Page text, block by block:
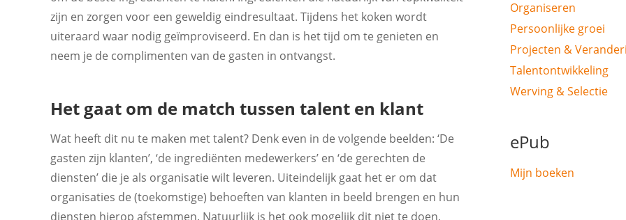
zijn en zorgen voor een geweldig eindresultaat. Tijdens het koken wordt
uiteraard waar nodig geïmproviseerd. En dan is het tijd om te genieten en
neem je de complimenten van de gasten in ontvangst.
Het gaat om de match tussen talent en klant
Wat heeft dit nu te maken met talent? Denk even in de volgende beelden: ‘De
gasten zijn klanten’, ‘de ingrediënten medewerkers’ en ‘de gerechten de
diensten’ die je als organisatie wilt leveren. Uiteindelijk gaat het er om dat
organisaties de (toekomstige) behoeften van klanten in beeld brengen en hun
diensten hierop afstemmen. Natuurlijk is het ook mogelijk dit niet te doen,
Organiseren
Persoonlijke groei
Projecten &
Talentontwikkeling
Werving & Selectie
ePub
Mijn boeken